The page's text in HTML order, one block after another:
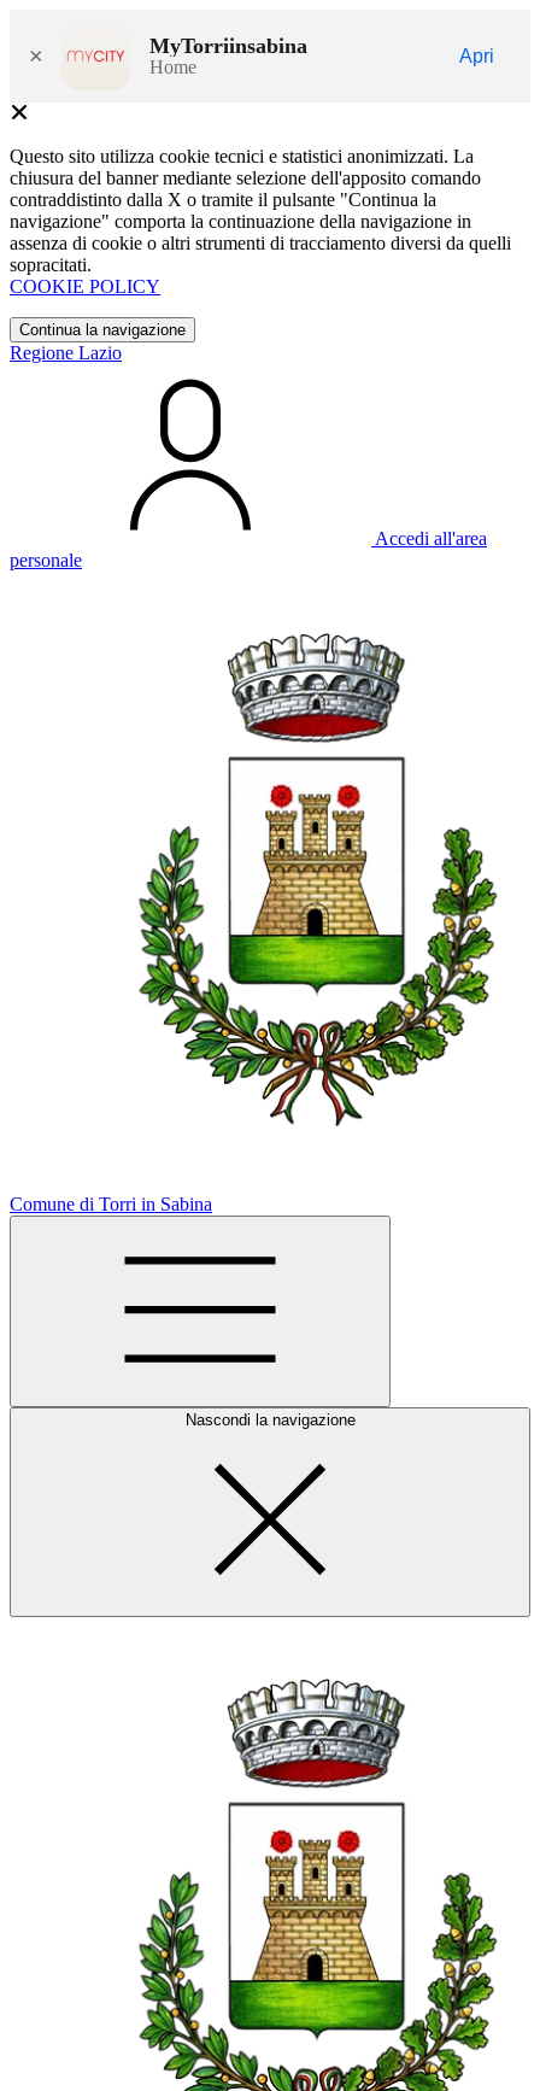
× MyTorriinsabina
Home
Apri
Questo sito utilizza cookie tecnici e statistici anonimizzati. La
chiusura del banner mediante selezione dell'apposito comando
contraddistinto dalla X o tramite il pulsante "Continua la
navigazione" comporta la continuazione della navigazione in
assenza di cookie o altri strumenti di tracciamento diversi da quelli
sopracitati.
COOKIE POLICY
Continua la navigazione
Regione Lazio
Accedi all'area
personale
Comune di Torri in Sabina
Nascondi la navigazione